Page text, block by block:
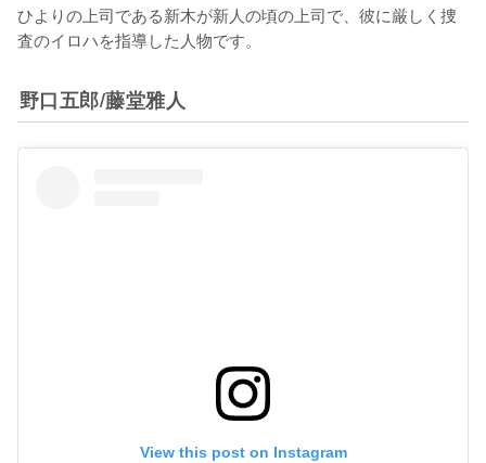
ひよりの上司である新木が新人の頃の上司で、彼に厳しく捜
査のイロハを指導した人物です。
野口五郎/藤堂雅人
View this post on Instagram